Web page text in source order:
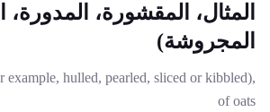
المثال، المقشورة،
المجروشة)
example, hulled, pearled, sliced or kibbled),
of oats